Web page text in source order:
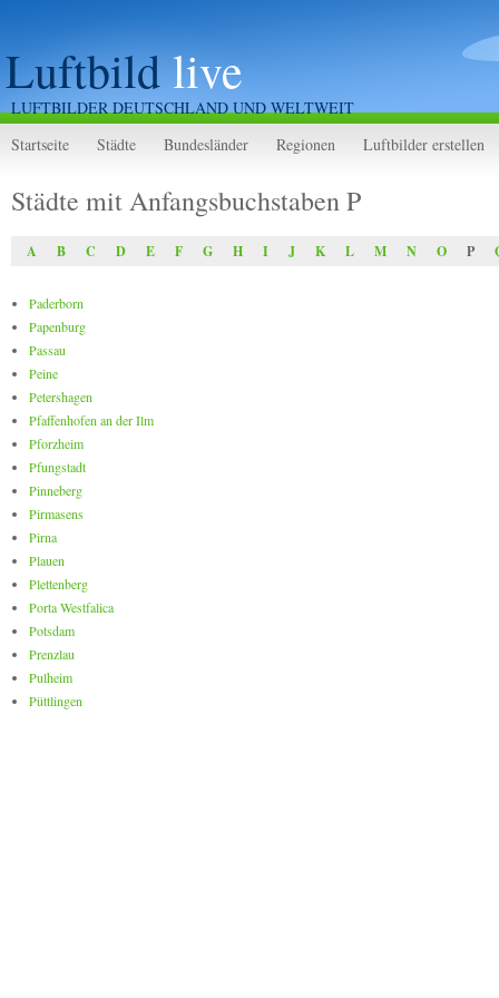
Luftbildlive
LUFTBILDER DEUTSCHLAND UND WELTWEIT
Startseite
Städte Bundesländer Regionen Luftbilder erstellen
Städte mit Anfangsbuchstaben P
A B C D E F G H I J K L M N O P
Paderborn
Papenburg
Passau
Peine
Petershagen
Pfaffenhofen an der Ilm
Pforzheim
Pfungstadt
Pinneberg
Pirmasens
Pirna
Plauen
Plettenberg
Porta Westfalica
Potsdam
Prenzlau
Pulheim
Püttlingen